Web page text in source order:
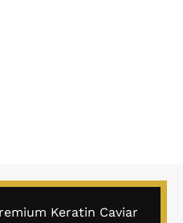
Keratin Caviar